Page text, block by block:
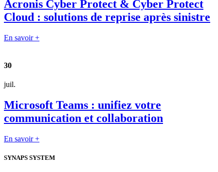
Acronis Cyber Protect & Cyber Protect
Cloud : solutions de reprise après sinistre
En savoir +
30
juil.
Microsoft Teams : unifiez votre
communication et collaboration
En savoir +
SYNAPS SYSTEM